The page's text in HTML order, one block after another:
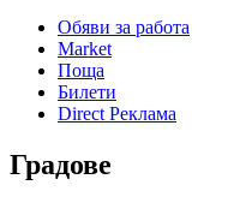
Обяви за работа
Market
Поща
Билети
Direct Реклама
Градове